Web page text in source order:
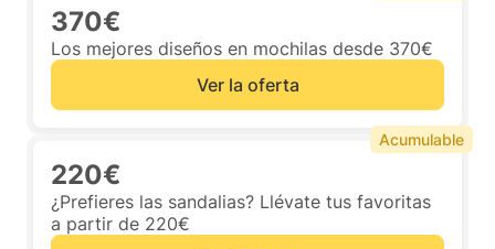
370€
Los mejores diseños en mochilas desde 370€
Ver la oferta
220€
¿Prefieres las sandalias? Llévate tus favoritas
a partir de 220€
Acumulable